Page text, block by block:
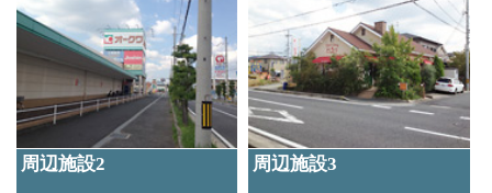
周辺施設2 周辺施設3